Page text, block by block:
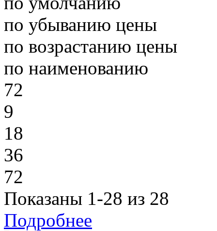
по убыванию цены
по возрастанию цены
по наименованию
72
9
18
36
72
Показаны 1-28 из 28
Подробнее